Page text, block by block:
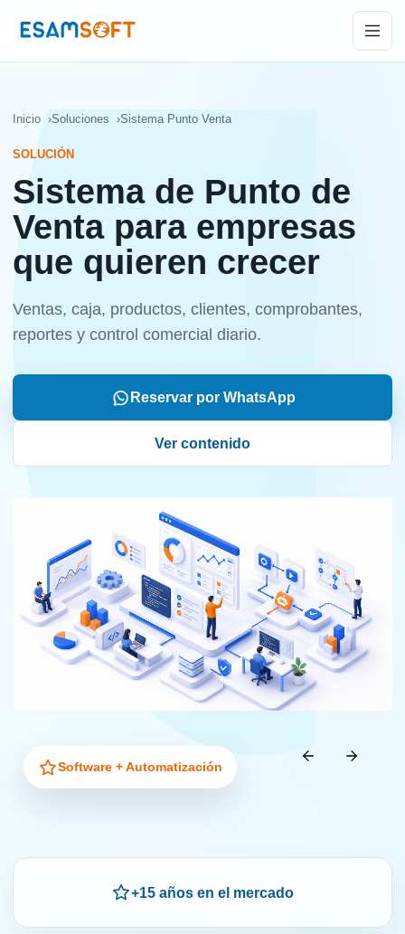
Inicio Soluciones Sistema Punto Venta
SOLUCIÓN
Sistema de Punto de
Venta para empresas
que quieren crecer
Ventas, caja, productos, clientes, comprobantes,
reportes y control comercial diario.
Reservar por WhatsApp
Ver contenido
Software + Automatización
+15 años en el mercado